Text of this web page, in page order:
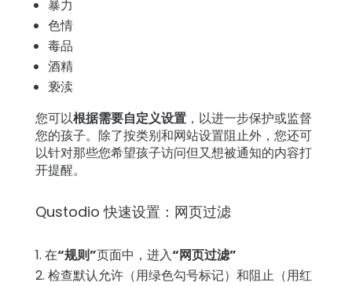
暴力
色情
毒品
酒精
亵渎
您可以根据需要自定义设置，以进一步保护或监督
您的孩子。除了按类别和网站设置阻止外，您还可
以针对那些您希望孩子访问但又想被通知的内容打
开提醒。
Qustodio 快速设置：网页过滤
在“规则”页面中，进入“网页过滤”
检查默认允许（用绿色勾号标记）和阻止（用红